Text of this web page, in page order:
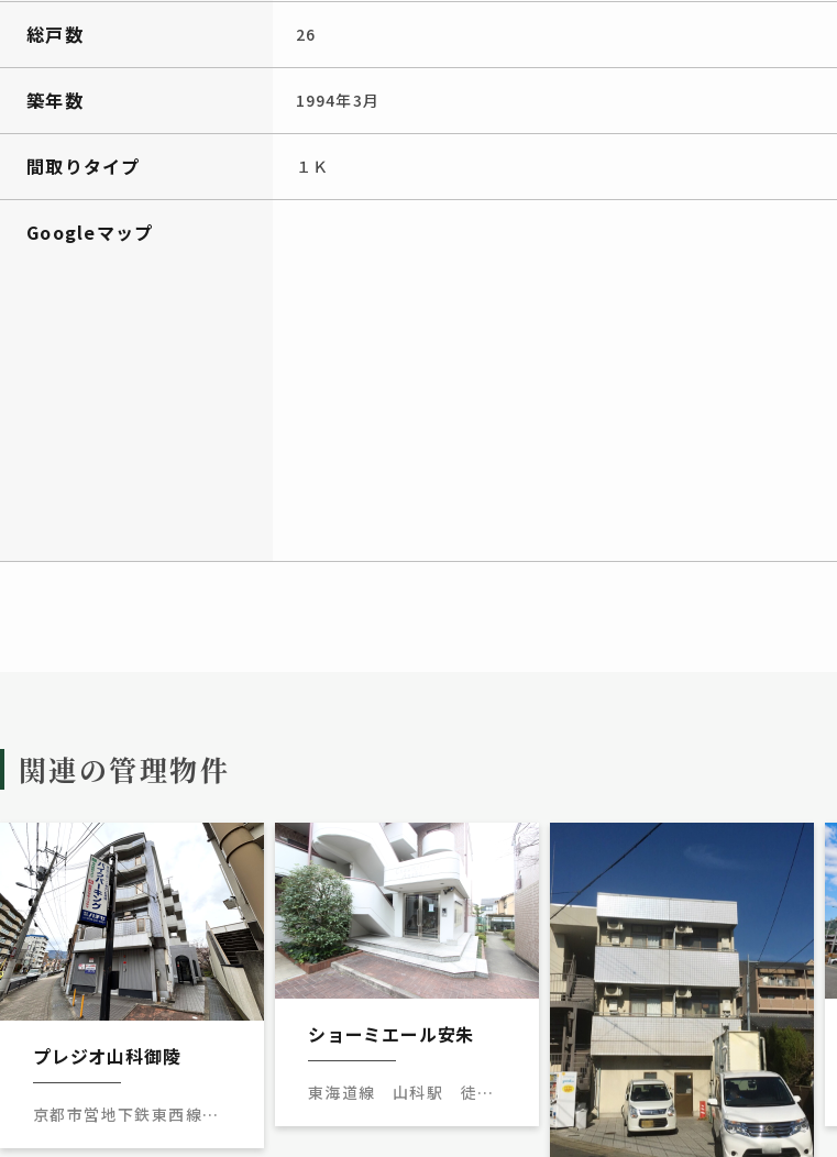
総戸数 26
築年数 1994年3月
間取りタイプ １Ｋ
Googleマップ
関連の管理物件
プレジオ山科御陵
京都市営地下鉄東西線
ショーミエール安朱
東海道線 山科駅 徒歩